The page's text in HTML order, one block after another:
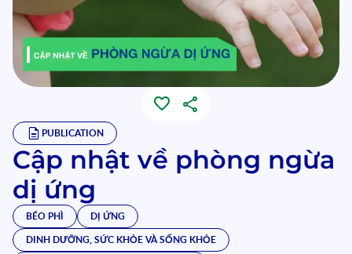
PUBLICATION
Cập nhật về phòng ngừa
dị ứng
BÉO PHÌ
DỊ ỨNG
DINH DƯỠNG, SỨC KHỎE VÀ SỐNG KHỎE